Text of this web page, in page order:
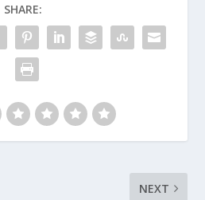
SHARE:
NEXT